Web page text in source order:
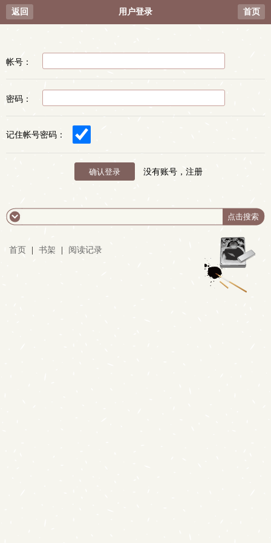
返回 用户登录 首页
帐号：
密码：
记住帐号密码：
没有账号，注册
首页 书架 阅读记录